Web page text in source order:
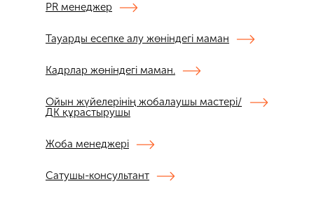
PR менеджер
Тауарды есепке алу жөніндегі маман
Кадрлар жөніндегі маман.
Ойын жүйелерінің жобалаушы мастері/
ДК құрастырушы
Жоба менеджері
Сатушы-консультант